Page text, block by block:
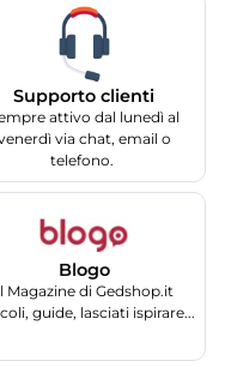
Supporto clienti
attivo dal lunedì al
via chat, email o
telefono.
Blogo
Magazine di Gedshop.it
guide, lasciati ispirare...